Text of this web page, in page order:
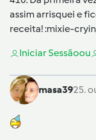
assim arrisquei e
receita! :mixie-
Iniciar Sessãoou
masa3925.